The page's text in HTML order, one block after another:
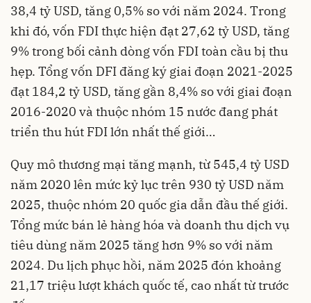
38,4 tỷ USD, tăng 0,5% so với năm 2024. Trong
khi đó, vốn FDI thực hiện đạt 27,62 tỷ USD, tăng
9% trong bối cảnh dòng vốn FDI toàn cầu bị thu
hẹp. Tổng vốn DFI đăng ký giai đoạn 2021-2025
đạt 184,2 tỷ USD, tăng gần 8,4% so với giai đoạn
2016-2020 và thuộc nhóm 15 nước đang phát
triển thu hút FDI lớn nhất thế giới…
Quy mô thương mại tăng mạnh, từ 545,4 tỷ USD
năm 2020 lên mức kỷ lục trên 930 tỷ USD năm
2025, thuộc nhóm 20 quốc gia dẫn đầu thế giới.
Tổng mức bán lẻ hàng hóa và doanh thu dịch vụ
tiêu dùng năm 2025 tăng hơn 9% so với năm
2024. Du lịch phục hồi, năm 2025 đón khoảng
21,17 triệu lượt khách quốc tế, cao nhất từ trước